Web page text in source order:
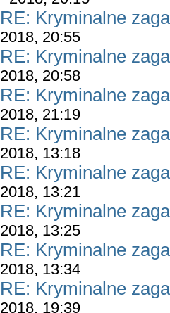
RE: Kryminalne
2018, 20:55
RE: Kryminalne
2018, 20:58
RE: Kryminalne
2018, 21:19
RE: Kryminalne
2018, 13:18
RE: Kryminalne
2018, 13:21
RE: Kryminalne
2018, 13:25
RE: Kryminalne
2018, 13:34
RE: Kryminalne
2018, 19:39